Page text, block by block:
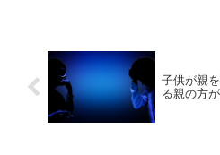
子供が親
る親の方